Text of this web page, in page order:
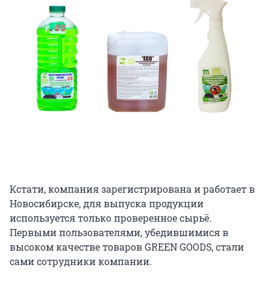
Кстати, компания зарегистрирована и работает в
Новосибирске, для выпуска продукции
используется только проверенное сырьё.
Первыми пользователями, убедившимися в
высоком качестве товаров GREEN GOODS, стали
сами сотрудники компании.